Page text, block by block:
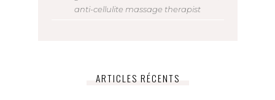
anti-cellulite massage therapist
ARTICLES RÉCENTS